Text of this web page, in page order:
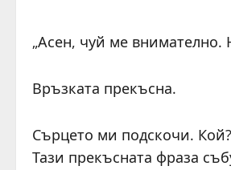
„Асен, чуй ме
Връзката прекъсна.
Сърцето ми подскочи.
Тази прекъсната фраза